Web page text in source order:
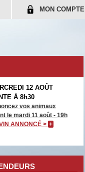
MON COMPTE
12 AOÛT
À 8h30
vos animaux
le mardi 11 août - 19h
ANNONCÉ > +